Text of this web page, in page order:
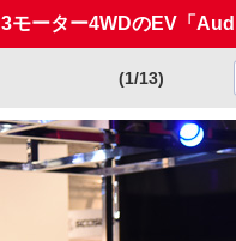
3モーター4WDのEV「
(1/13)